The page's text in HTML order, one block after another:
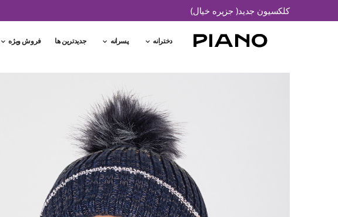
کلکسیون جدید( جزیره خیال)
دخترانه پسرانه جدیدترین ها فروش ویژه